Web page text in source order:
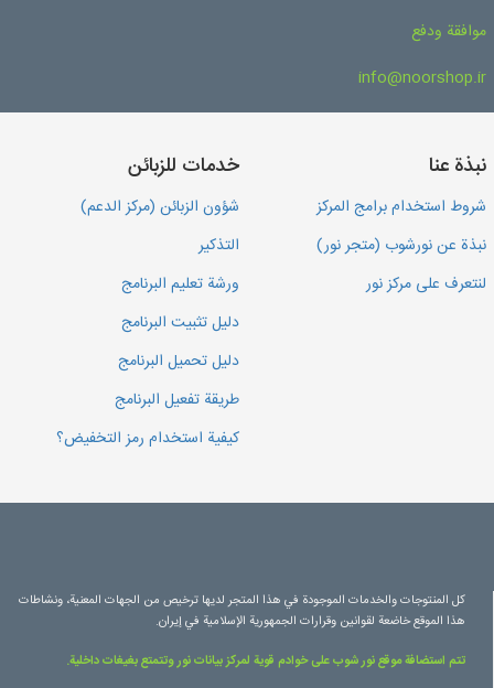
موافقة ودفع
info@noorshop.ir
نبذة عنا
شروط استخدام برامج المركز
نبذة عن نورشوب (متجر نور)
لنتعرف على مركز نور
خدمات للزبائن
شؤون الزبائن (مركز الدعم)
التذكير
ورشة تعليم البرنامج
دليل تثبيت البرنامج
دليل تحميل البرنامج
طريقة تفعيل البرنامج
كيفية استخدام رمز التخفيض؟
كل المنتوجات والخدمات الموجودة في هذا المتجر لديها ترخيص من الجهات المعنية، ونشاطات
هذا الموقع خاضعة لقوانين وقرارات الجمهورية الإسلامية في إيران.
تتم استضافة موقع نور شوب على خوادم قوية لمركز بيانات نور وتتمتع بغيغات داخلية.